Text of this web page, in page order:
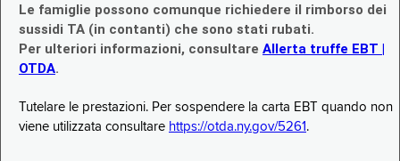
Le famiglie possono comunque richiedere il rimborso dei
sussidi TA (in contanti) che sono stati rubati.
Per ulteriori informazioni, consultare Allerta truffe EBT |
OTDA.
Tutelare le prestazioni. Per sospendere la carta EBT quando non
viene utilizzata consultare https://otda.ny.gov/5261 .